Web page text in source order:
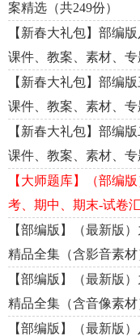
案精选（共249份）
【新春大礼包】部编
课件、教案、素材、专
【新春大礼包】部编
课件、教案、素材、专
【新春大礼包】部编
课件、教案、素材、专
【大师题库】（部编
考、期中、期末-试卷
【部编版】（最新版
精品全集（含影音素材
【部编版】（最新版
精品全集（含音像素材
【部编版】（最新版